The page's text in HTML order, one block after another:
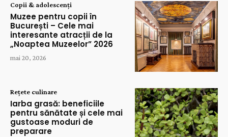
Copii & adolescenți
Muzee pentru copii în
București – Cele mai
interesante atracții de la
„Noaptea Muzeelor” 2026
mai 20, 2026
Rețete culinare
Iarba grasă: beneficiile
pentru sănătate și cele mai
gustoase moduri de
preparare